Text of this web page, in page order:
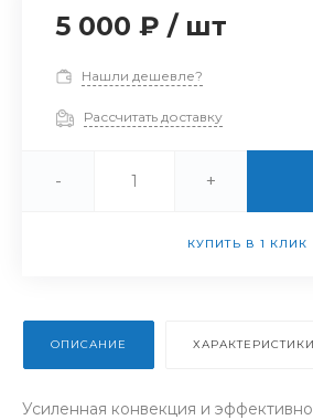
5 000 ₽ / шт
Нашли дешевле?
Рассчитать доставку
- +
КУПИТЬ В 1 КЛИК
ОПИСАНИЕ ХАРАКТЕРИСТИКИ
Усиленная конвекция и